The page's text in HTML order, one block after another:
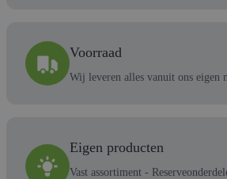
Voorraad
Wij leveren alles vanuit ons eigen
Eigen producten
Vast assortiment -